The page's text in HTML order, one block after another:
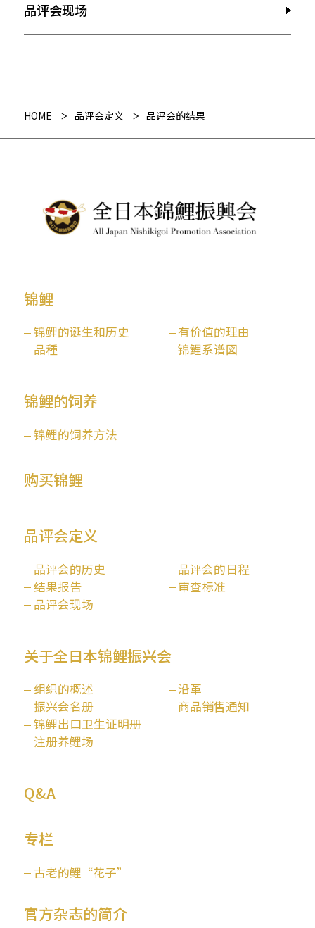
品评会现场
HOME 品评会定义 品评会的结果
锦鲤
锦鲤的诞生和历史
有价值的理由
品種
锦鲤系谱図
锦鲤的饲养
锦鲤的饲养方法
购买锦鲤
品评会定义
品评会的历史
品评会的日程
结果报告
审查标准
品评会现场
关于全日本锦鲤振兴会
组织的概述
沿革
振兴会名册
商品销售通知
锦鲤出口卫生证明册
注册养鲤场
Q&A
专栏
古老的鲤“花子”
官方杂志的简介